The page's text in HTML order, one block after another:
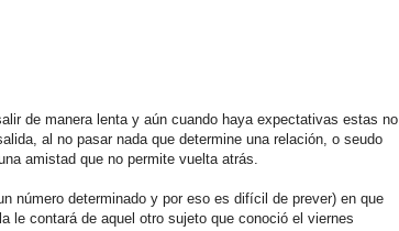
de manera lenta y aún cuando haya expectativas estas no
al no pasar nada que determine una relación, o seudo
amistad que no permite vuelta atrás.
número determinado y por eso es difícil de prever) en que
le contará de aquel otro sujeto que conoció el viernes